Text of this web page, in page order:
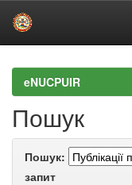
navigationeNUCPUIR
Пошук
Пошук:
запит